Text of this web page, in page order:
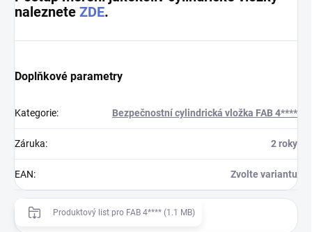
naleznete ZDE.
Doplňkové parametry
Kategorie: Bezpečnostní cylindrická vložka FAB 4****
Záruka: 2 roky
EAN: Zvolte variantu
Produktový list pro FAB 4**** (1.1 MB)